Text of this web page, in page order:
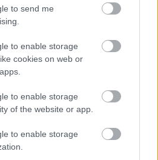
to send me
to enable storage
cookies on web or
to enable storage
of the website or app.
to enable storage
FESTENI
TETTE…” – VASÁRNAP
DOMBOS FEST